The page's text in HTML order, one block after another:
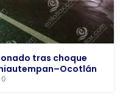
tras choque
0